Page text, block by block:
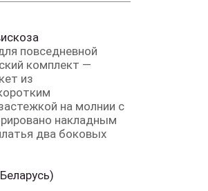
повседневной
комплект —
из
на молнии с
накладным
два боковых